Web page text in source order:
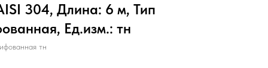
304, Длина: 6 м, Тип
Ед.изм.: тн
тн